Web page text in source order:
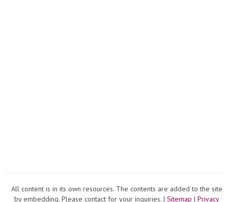
All content is in its own resources. The contents are added to the site
by embedding. Please contact for your inquiries. | Sitemap | Privacy